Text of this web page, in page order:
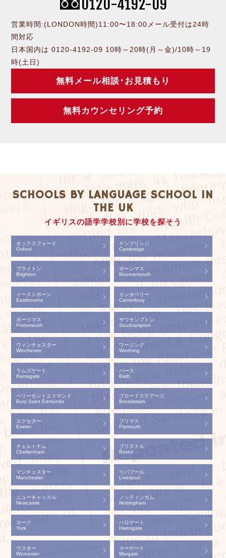
0120-4192-09
営業時間:(LONDON時間)11:00〜18:00メール受付は24時
間対応
日本国内は 0120-4192-09 10時～20時(月～金)/10時～19
時(土日)
無料メール相談･お見積もり
無料カウンセリング予約
SCHOOLS BY LANGUAGE SCHOOL IN
THE UK
イギリスの語学学校別に学校を探そう
オックスフォード
Oxford
ケンブリッジ
Cambridge
ブライトン
Brighton
ボーンマス
Bournemouth
イーストボーン
Eastbourne
カンタベリー
Canterbury
ポーツマス
Portsmouth
サウサンプトン
Southampton
ウィンチェスター
Winchester
ワージング
Worthing
ラムズゲート
Ramsgate
バース
Bath
ベリーセントエドマンド
Bury Saint Edmunds
ブロードステアーズ
Broadstairs
エクセター
Exeter
プリマス
Plymouth
チェルトナム
Cheltenham
ブリストル
Bristol
マンチェスター
Manchester
リバプール
Liverpool
ニューキャッスル
Newcastle
ノッティンガム
Nottingham
ヨーク
York
ハロゲート
Harrogate
ウスター
Worcester
マーゲート
Margate